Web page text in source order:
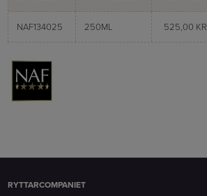
NAF134025 250ML 525,00 KR
RYTTARCOMPANIET